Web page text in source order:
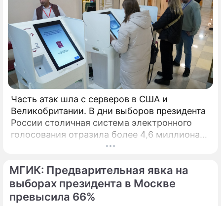
вопросах интеграции –
обозреватель Алкснис
"Кислотный актив": эксперт оценил
отношения России и Белоруссии
Литва отказалась выдать Тихановскую
Белоруссии: Раньше замерзнет ад
Александр Григорьевич
Лукашенко
президент Белоруссии
Часть атак шла с серверов в США и
Великобритании. В дни выборов президента
России столичная система электронного
голосования отразила более 4,6 миллиона
кибератак, сообщил глава Электронного
МГИК: Предварительная явка на
выборах президента в Москве
превысила 66%